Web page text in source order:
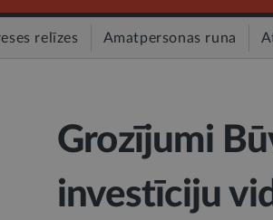
relīzes Amatpersonas runa
Grozījumi
investīciju